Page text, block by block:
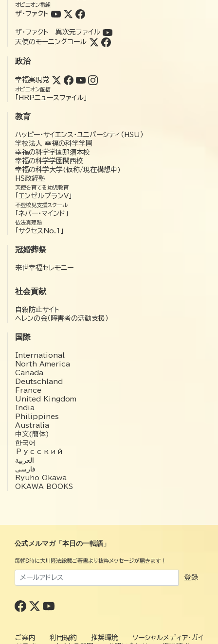
オピニオン番組
ザ・ファクト
ザ・ファクト 異次元ファイル
天使のモーニングコール
政治
幸福実現党
オピニオン配信
「HRPニュースファイル」
教育
ハッピー・サイエンス・ユニバーシティ（HSU）
学校法人 幸福の科学学園
幸福の科学学園那須本校
幸福の科学学園関西校
幸福の科学大学(仮称/現在構想中)
HS政経塾
天使を育てる幼児教育
「エンゼルプランV」
不登校児支援スクール
「ネバー・マインド」
仏法真理塾
「サクセスNo.1」
冠婚葬祭
来世幸福セレモニー
社会貢献
自殺防止サイト
ヘレンの会（障害者の活動支援）
国際
International
North America
Canada
Deutschland
France
United Kingdom
India
Philippines
Australia
中文(簡体)
한국어
Русский
العربية‏
فارسی
Ryuho Okawa
OKAWA BOOKS
公式メルマガ「本日の一転語」
毎朝8時に大川隆法総裁ご著書より抜粋メッセージが届きます！
登録
ご案内 利用規約 推奨環境
ソーシャルメディア・ガイ